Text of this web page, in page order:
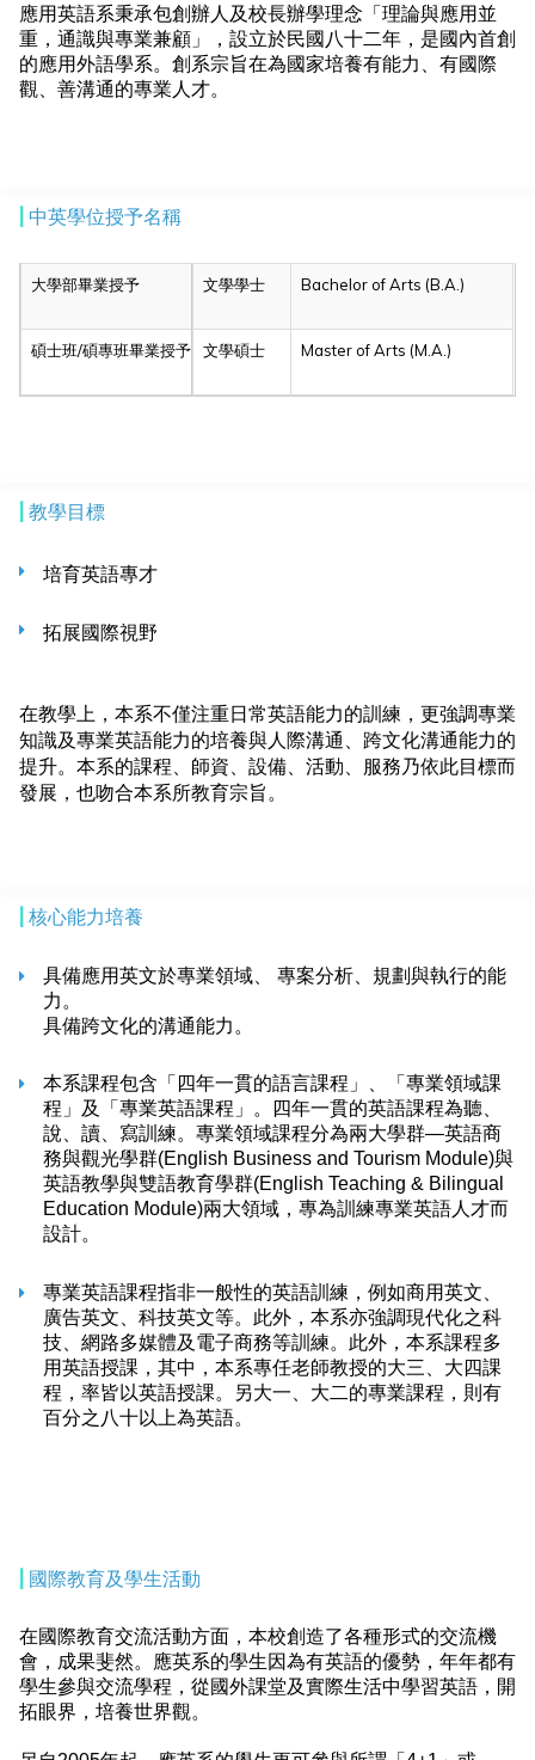
應用英語系秉承包創辦人及校長辦學理念「理論與應用並
重，通識與專業兼顧」，設立於民國八十二年，是國內首創
的應用外語學系。創系宗旨在為國家培養有能力、有國際
觀、善溝通的專業人才。
| 中英學位授予名稱
文學學士 Bachelor of Arts (B.A.)
文學碩士 Master of Arts (M.A.)
大學部畢業授予
碩士班/碩專班畢業授予
|教學目標
培育英語專才
拓展國際視野
在教學上，本系不僅注重日常英語能力的訓練，更強調專業
知識及專業英語能力的培養與人際溝通、跨文化溝通能力的
提升。本系的課程、師資、設備、活動、服務乃依此目標而
發展，也吻合本系所教育宗旨。
|核心能力培養
具備應用英文於專業領域、 專案分析、規劃與執行的能
力。
具備跨文化的溝通能力。
​本系課程包含「四年一貫的語言課程」、「專業領域課
程」及「專業英語課程」。四年一貫的英語課程為聽、
說、讀、寫訓練。專業領域課程分為兩大學群—英語商
務與觀光學群(English Business and Tourism Module)與
英語教學與雙語教育學群(English Teaching & Bilingual
Education Module)兩大領域​，專為訓練專業英語人才而
設計。
專業英語課程指非一般性的英語訓練，例如商用英文、
廣告英文、科技英文等。此外，本系亦強調現代化之科
技、網路多媒體及電子商務等訓練。此外，本系課程多
用英語授課，其中，本系專任老師教授的大三、大四課
程，率皆以英語授課。另大一、大二的專業課程，則有
百分之八十以上為英語。
| 國際教育及學生活動
在國際教育交流活動方面，本校創造了各種形式的交流機
會，成果斐然。應英系的學生因為有英語的優勢，年年都有
學生參與交流學程，從國外課堂及實際生活中學習英語，開
拓眼界，培養世界觀。